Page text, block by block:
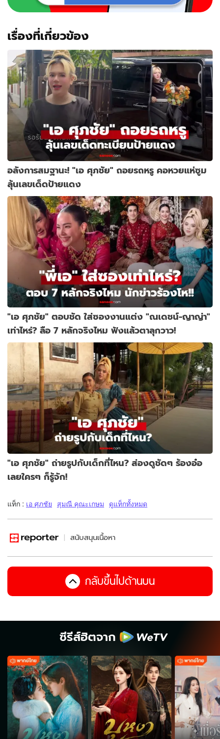
เรื่องที่เกี่ยวข้อง
อลังการสมฐานะ! "เอ ศุภชัย" ถอยรถหรู คอหวยแห่ซูม
ลุ้นเลขเด็ดป้ายแดง
"เอ ศุภชัย" ตอบชัด ใส่ซองงานแต่ง "ณเดชน์-ญาญ่า"
เท่าไหร่? ลือ 7 หลักจริงไหม ฟังแล้วตาลุกวาว!
"เอ ศุภชัย" ถ่ายรูปกับเด็กที่ไหน? ส่องดูชัดๆ ร้องอ๋อ
เลยใครๆ ก็รู้จัก!
แท็ก : เอ ศุภชัย สุมณี คุณะเกษม ดูแท็กทั้งหมด
สนับสนุนเนื้อหา
กลับขึ้นไปด้านบน
ซีรีส์ฮิตจาก